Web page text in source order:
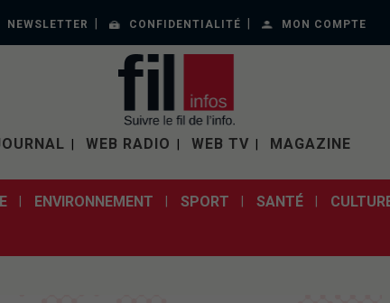
NEWSLETTER CONFIDENTIALITÉ MON COMPTE
WEB RADIO WEB TV MAGAZINE
ENVIRONNEMENT SPORT SANTÉ